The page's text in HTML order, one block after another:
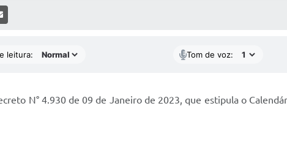
MÍDIAS
leitura: Tom de voz:
N° 4.930 de 09 de Janeiro de 2023, que estipula o